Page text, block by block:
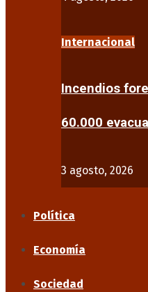
Internacional
Incendios
60.000
3 agosto, 2026
Política
Economía
Sociedad